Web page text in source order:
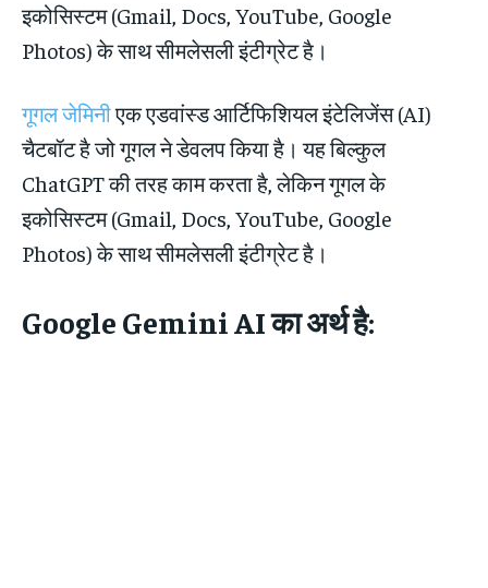
इकोसिस्टम (Gmail, Docs, YouTube, Google
Photos) के साथ सीमलेसली इंटीग्रेट है।
गूगल जेमिनीएक एडवांस्ड आर्टिफिशियल इंटेलिजेंस (AI)
चैटबॉट है जो गूगल ने डेवलप किया है। यह बिल्कुल
ChatGPT की तरह काम करता है, लेकिन गूगल के
इकोसिस्टम (Gmail, Docs, YouTube, Google
Photos) के साथ सीमलेसली इंटीग्रेट है।
Google Gemini AI का अर्थ है: